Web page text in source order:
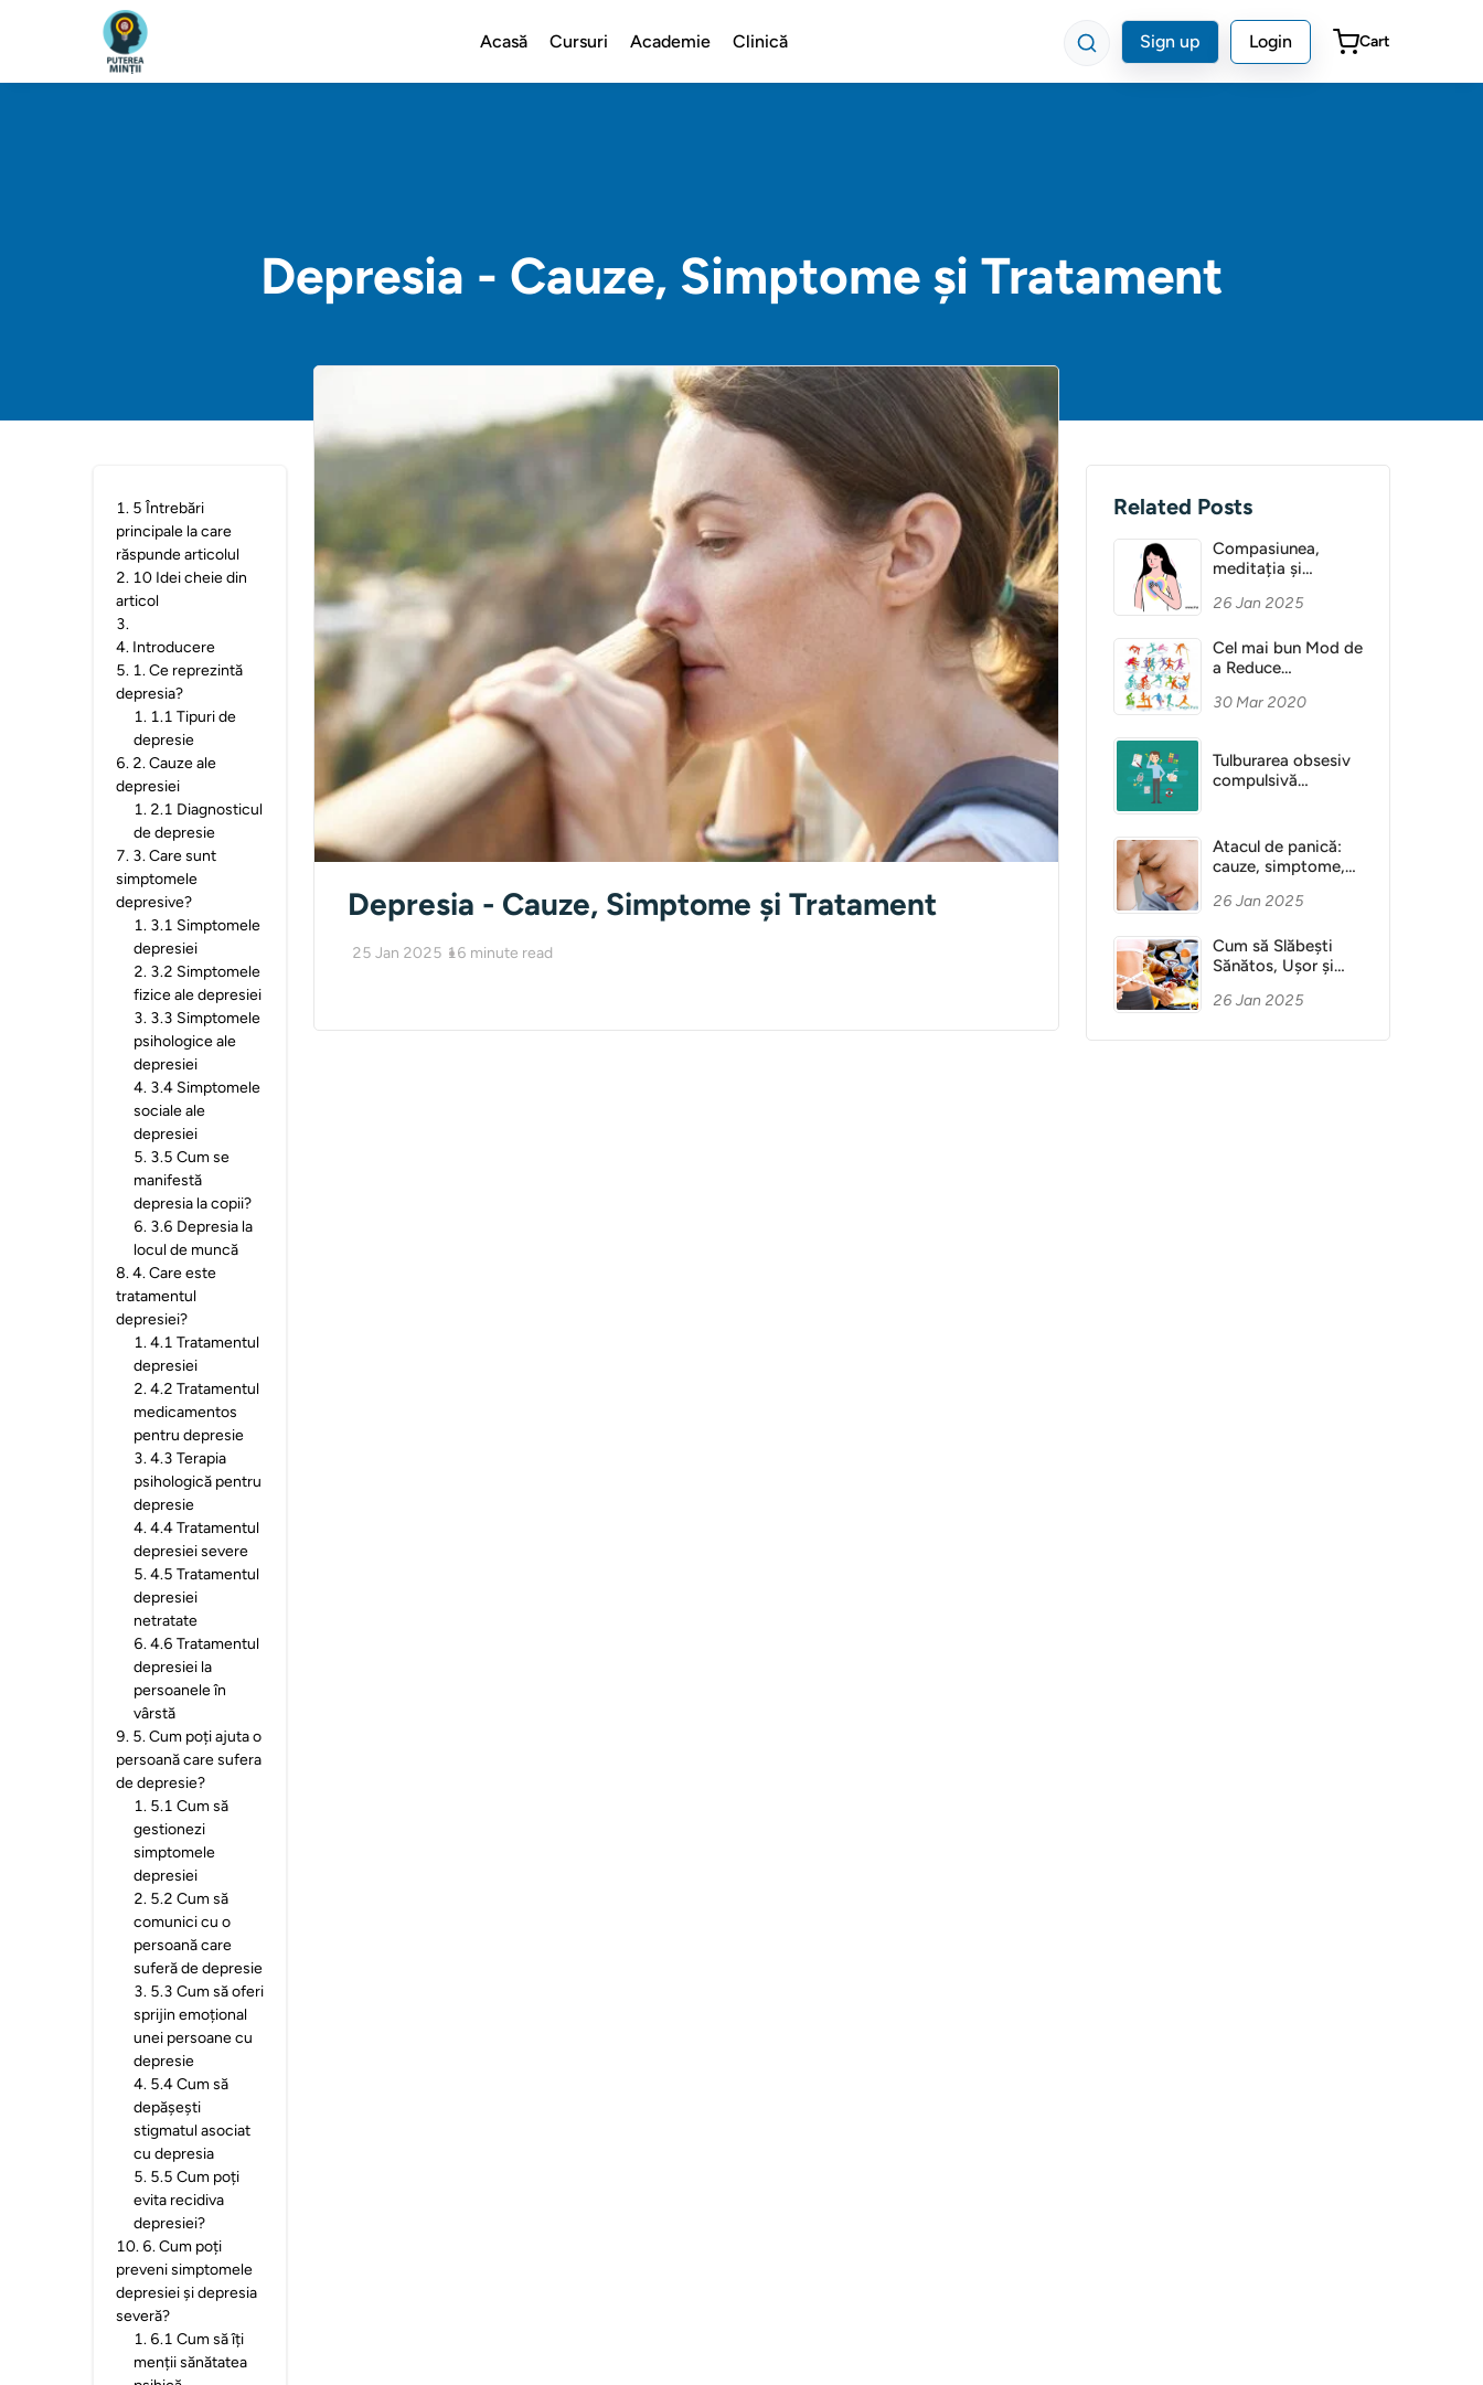
Acasă Cursuri Academie Clinică Sign up Login Cart
Depresia - Cauze, Simptome și Tratament
1. 5 Întrebări
principale la care
răspunde articolul
2. 10 Idei cheie din
articol
3.
4. Introducere
5. 1. Ce reprezintă
depresia?
1. 1.1 Tipuri de
depresie
6. 2. Cauze ale
depresiei
1. 2.1 Diagnosticul
de depresie
7. 3. Care sunt
simptomele
depresive?
1. 3.1 Simptomele
depresiei
2. 3.2 Simptomele
fizice ale depresiei
3. 3.3 Simptomele
psihologice ale
depresiei
4. 3.4 Simptomele
sociale ale
depresiei
5. 3.5 Cum se
manifestă
depresia la copii?
6. 3.6 Depresia la
locul de muncă
8.4. Care este
tratamentul
depresiei?
1.4.1 Tratamentul
depresiei
2.4.2 Tratamentul
medicamentos
pentru depresie
3.4.3 Terapia
psihologică pentru
depresie
4.4.4 Tratamentul
depresiei severe
5.4.5 Tratamentul
depresiei
netratate
6.4.6 Tratamentul
depresiei la
persoanele în
vârstă
9. 5. Cum poți ajuta o
persoană care sufera
de depresie?
1. 5.1 Cum să
gestionezi
simptomele
depresiei
2. 5.2 Cum să
comunici cu o
persoană care
suferă de depresie
3. 5.3 Cum să oferi
sprijin emoțional
unei persoane cu
depresie
4. 5.4 Cum să
depășești
stigmatul asociat
cu depresia
5. 5.5 Cum poți
evita recidiva
depresiei?
10. 6. Cum poți
preveni simptomele
depresiei și depresia
severă?
1. 6.1 Cum să îți
menții sănătatea
Depresia - Cauze, Simptome și Tratament
25 Jan 2025 16 minute read
Related Posts
Compasiunea,
meditația și
26 Jan 2025
Cel mai bun Mod de
a Reduce
30 Mar 2020
Tulburarea obsesiv
compulsivă
Atacul de panică:
cauze, simptome,
26 Jan 2025
Cum să Slăbești
Sănătos, Ușor și
26 Jan 2025